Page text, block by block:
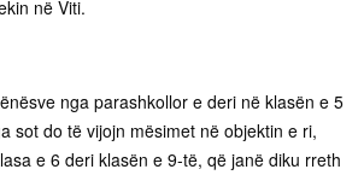
në Viti.
nga parashkollor e deri në klasën e 5
sot do të vijojn mësimet në objektin e ri,
e 6 deri klasën e 9-të, që janë diku rreth